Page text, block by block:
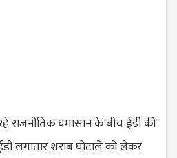
राजनीतिक घमासान के बीच ईडी की
लगातार शराब घोटाले को लेकर